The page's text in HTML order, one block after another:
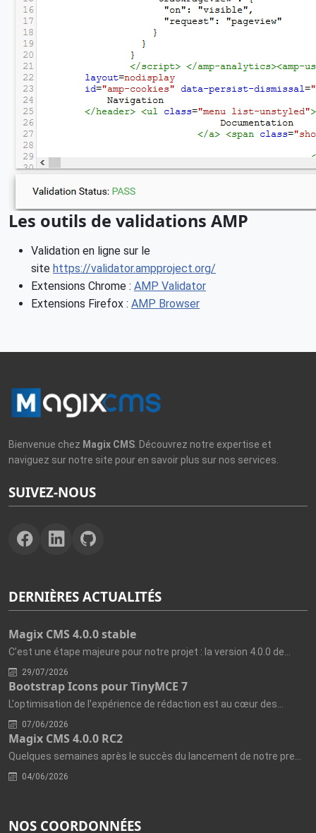
Les outils de validations AMP
Validation en ligne sur le
site https://validator.ampproject.org/
Extensions Chrome : AMP Validator
Extensions Firefox : AMP Browser
Bienvenue chez Magix CMS . Découvrez notre expertise et
naviguez sur notre site pour en savoir plus sur nos services.
SUIVEZ-NOUS
DERNIÈRES ACTUALITÉS
Magix CMS 4.0.0 stable
C’est une étape majeure pour notre projet : la version 4.0.0 de...
29/07/2026
Bootstrap Icons pour TinyMCE 7
L'optimisation de l'expérience de rédaction est au cœur des...
07/06/2026
Magix CMS 4.0.0 RC2
04/06/2026
NOS COORDONNÉES